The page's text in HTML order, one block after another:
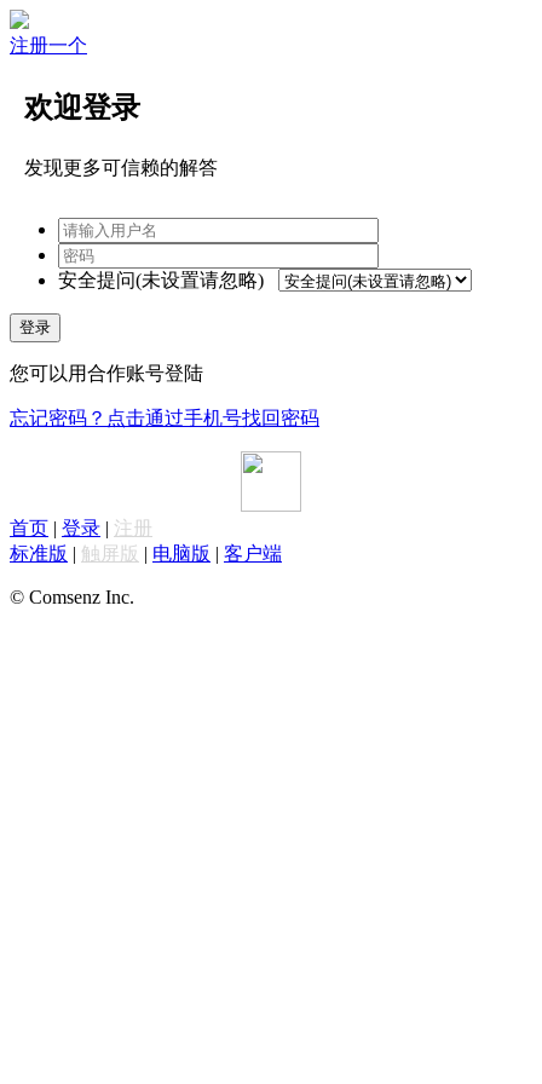
注册一个
欢迎登录
发现更多可信赖的解答
安全提问(未设置请忽略)
登录
您可以用合作账号登陆
忘记密码？点击通过手机号找回密码
首页 | 登录 | 注册
标准版 | 触屏版 | 电脑版 | 客户端
© Comsenz Inc.